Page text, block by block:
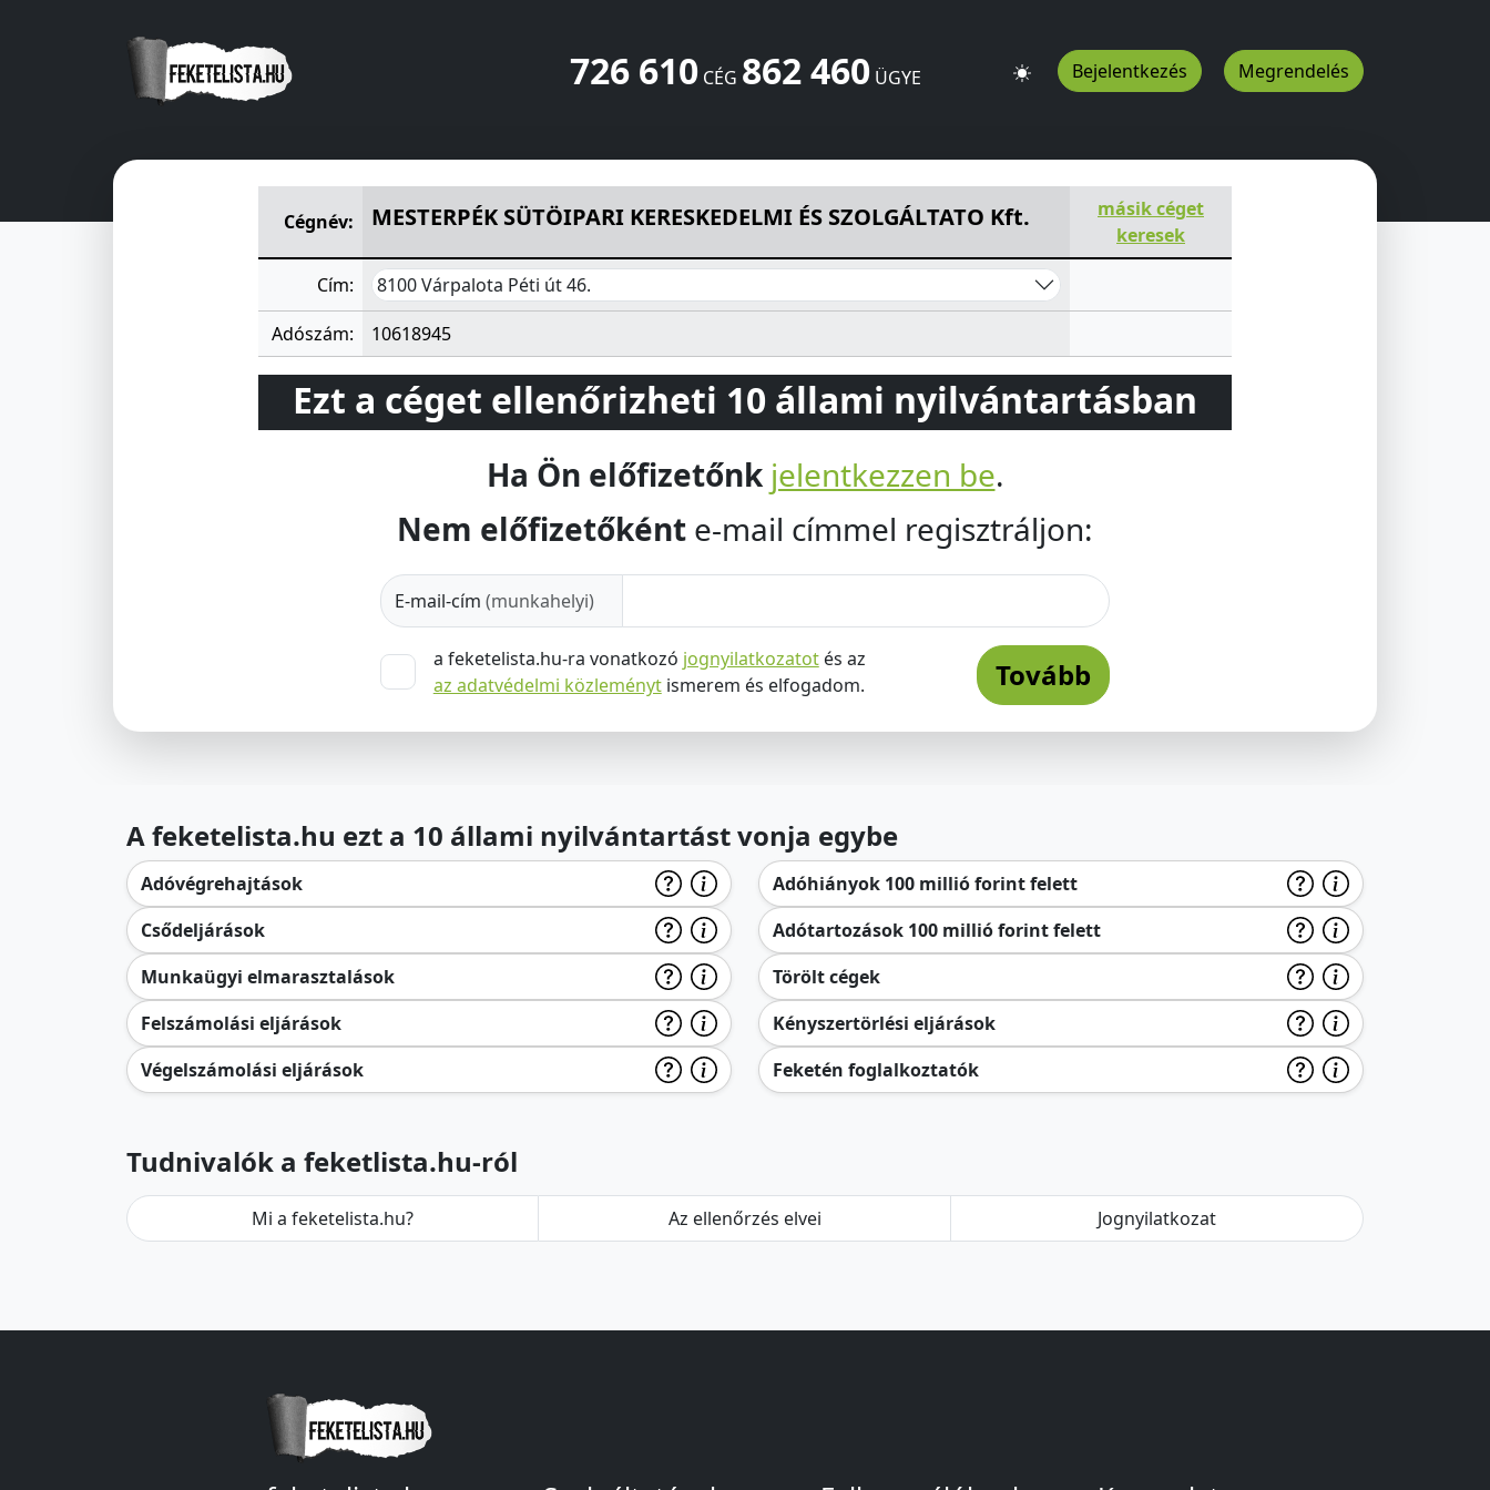
726 610CÉG 862 460ÜGYE Bejelentkezés Megrendelés
Cégnév:
MESTERPÉK SÜTÖIPARI KERESKEDELMI ÉS SZOLGÁLTATO Kft.
másik céget
keresek
Cím: 8100 Várpalota Péti út 46.
Adószám: 10618945
Ezt a céget ellenőrizheti 10 állami nyilvántartásban
Ha Ön előfizetőnk jelentkezzen be.
Nem előfizetőként e-mail címmel regisztráljon:
E-mail-cím (munkahelyi)
a feketelista.hu-ra vonatkozó jognyilatkozatotés az
az adatvédelmi közleménytismerem és elfogadom. Tovább
A feketelista.hu ezt a 10 állami nyilvántartást vonja egybe
Adóvégrehajtások
Csődeljárások
Munkaügyi elmarasztalások
Felszámolási eljárások
Végelszámolási eljárások
Adóhiányok 100 millió forint felett
Adótartozások 100 millió forint felett
Törölt cégek
Kényszertörlési eljárások
Feketén foglalkoztatók
Tudnivalók a feketlista.hu-ról
Mi a feketelista.hu? Az ellenőrzés elvei Jognyilatkozat